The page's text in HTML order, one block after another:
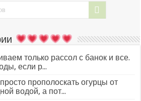
только рассол с банок и все.
если р...
прополоскать огурцы от
водой, а пот...